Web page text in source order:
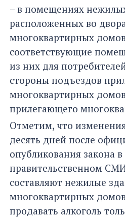
– в помещениях
расположенных во
многоквартирных
соответствующие
из них для
стороны подъездов
многоквартирных
прилегающего
Отметим, что
десять дней после
опубликования закона в
правительственном
составляют нежилые
многоквартирных
продавать алкоголь